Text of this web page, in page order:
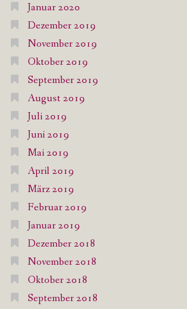
Januar 2020
Dezember 2019
November 2019
Oktober 2019
September 2019
August 2019
Juli 2019
Juni 2019
Mai 2019
April 2019
März 2019
Februar 2019
Januar 2019
Dezember 2018
November 2018
Oktober 2018
September 2018